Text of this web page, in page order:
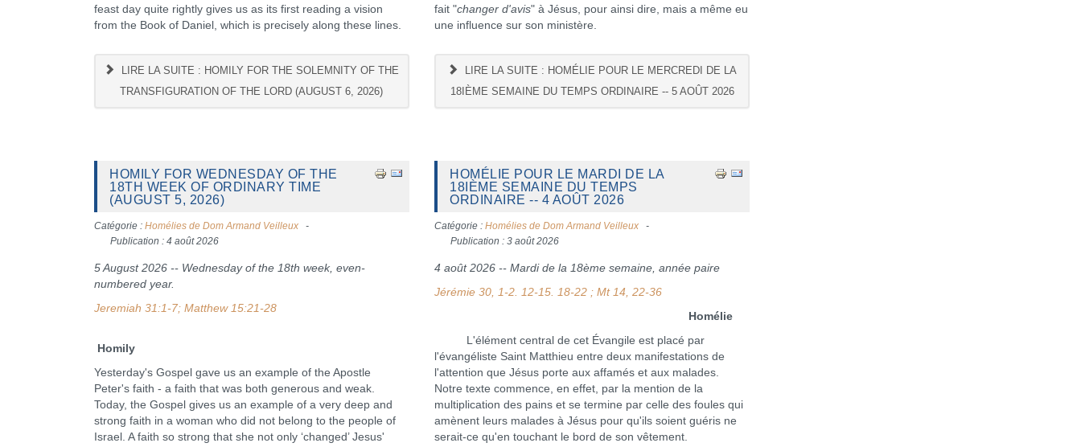
feast day quite rightly gives us as its first reading a vision
from the Book of Daniel, which is precisely along these lines.
LIRE LA SUITE : HOMILY FOR THE SOLEMNITY OF THE
TRANSFIGURATION OF THE LORD (AUGUST 6, 2026)
fait "changer d'avis" à Jésus, pour ainsi dire, mais a même eu
une influence sur son ministère.
LIRE LA SUITE : HOMÉLIE POUR LE MERCREDI DE LA
18IÈME SEMAINE DU TEMPS ORDINAIRE -- 5 AOÛT 2026
HOMILY FOR WEDNESDAY OF THE
18TH WEEK OF ORDINARY TIME
(AUGUST 5, 2026)
Catégorie : Homélies de Dom Armand Veilleux
Publication : 4 août 2026
5 August 2026 -- Wednesday of the 18th week, even-
numbered year.
Jeremiah 31:1-7; Matthew 15:21-28
Homily
Yesterday's Gospel gave us an example of the Apostle
Peter's faith - a faith that was both generous and weak.
Today, the Gospel gives us an example of a very deep and
strong faith in a woman who did not belong to the people of
Israel. A faith so strong that she not only ‘changed’ Jesus'
HOMÉLIE POUR LE MARDI DE LA
18IÈME SEMAINE DU TEMPS
ORDINAIRE -- 4 AOÛT 2026
Catégorie :Homélies de Dom Armand Veilleux
Publication : 3 août 2026
4 août 2026 -- Mardi de la 18ème semaine, année paire
Jérémie 30, 1-2. 12-15. 18-22 ; Mt 14, 22-36
Homélie
L'élément central de cet Évangile est placé par
l'évangéliste Saint Matthieu entre deux manifestations de
l'attention que Jésus porte aux affamés et aux malades.
Notre texte commence, en effet, par la mention de la
multiplication des pains et se termine par celle des foules qui
amènent leurs malades à Jésus pour qu'ils soient guéris ne
serait-ce qu'en touchant le bord de son vêtement.